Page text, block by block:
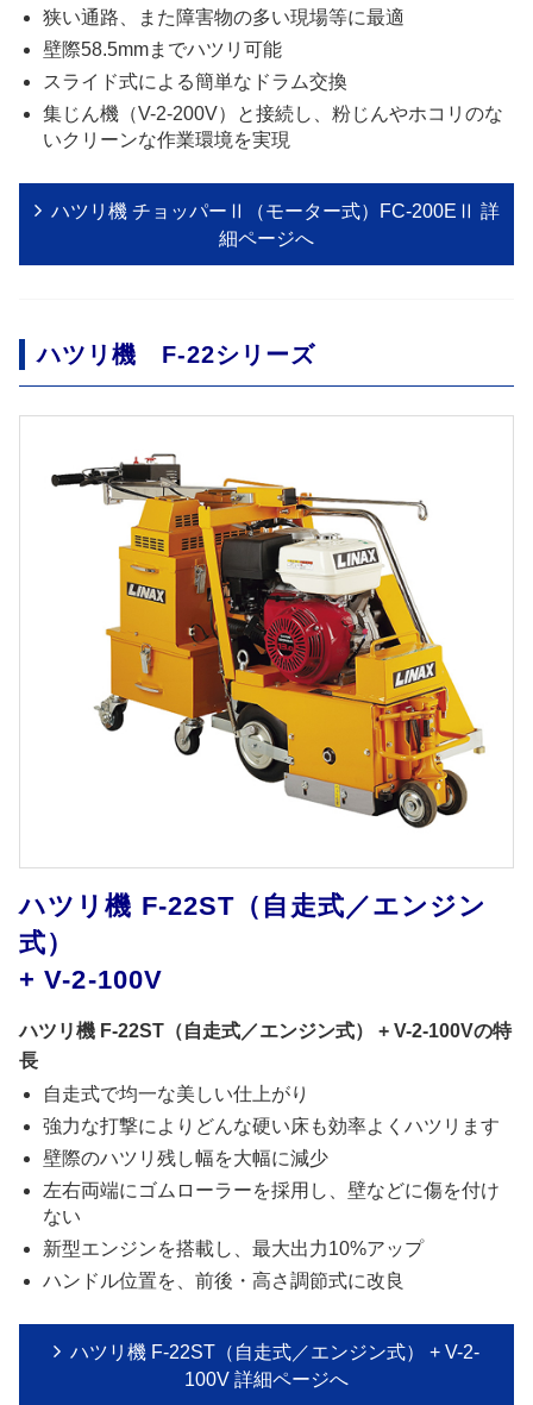
狭い通路、また障害物の多い現場等に最適
壁際58.5mmまでハツリ可能
スライド式による簡単なドラム交換
集じん機（V-2-200V）と接続し、粉じんやホコリのな
いクリーンな作業環境を実現
ハツリ機 チョッパーⅡ（モーター式）FC-200EⅡ 詳
細ページへ
ハツリ機 F-22シリーズ
ハツリ機 F-22ST（自走式／エンジン
式）
+ V-2-100V
ハツリ機 F-22ST（自走式／エンジン式） + V-2-100Vの特
長
自走式で均一な美しい仕上がり
強力な打撃によりどんな硬い床も効率よくハツリます
壁際のハツリ残し幅を大幅に減少
左右両端にゴムローラーを採用し、壁などに傷を付け
ない
新型エンジンを搭載し、最大出力10%アップ
ハンドル位置を、前後・高さ調節式に改良
ハツリ機 F-22ST（自走式／エンジン式） + V-2-
100V 詳細ページへ